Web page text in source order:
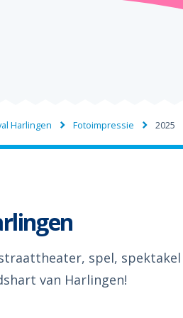
Harlingen Fotoimpressie 2025
spel,
van Harlingen!